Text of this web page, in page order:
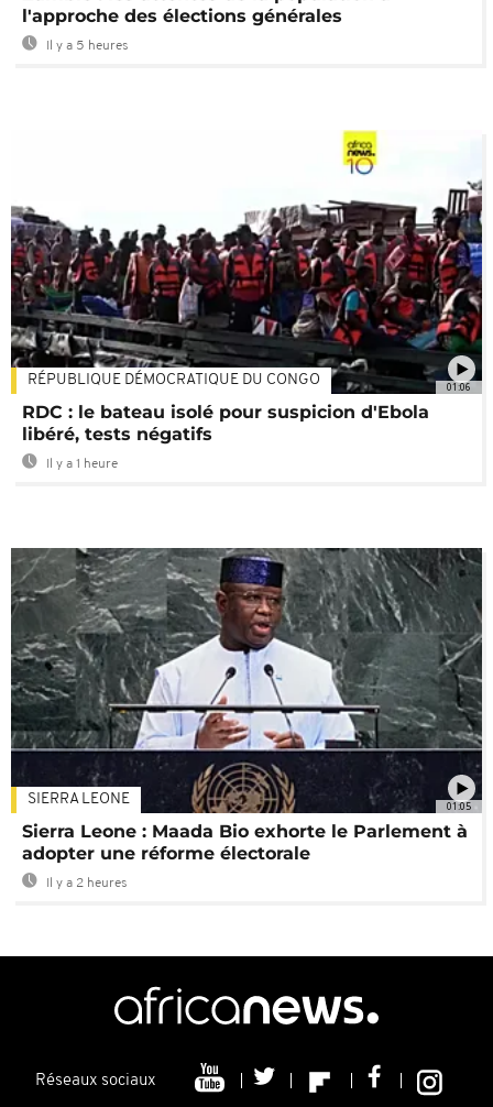
l'approche des élections générales
Il y a 5 heures
01:06
RÉPUBLIQUE DÉMOCRATIQUE DU CONGO
RDC : le bateau isolé pour suspicion d'Ebola
libéré, tests négatifs
Il y a 1 heure
01:05
SIERRA LEONE
Sierra Leone : Maada Bio exhorte le Parlement à
adopter une réforme électorale
Il y a 2 heures
Réseaux sociaux